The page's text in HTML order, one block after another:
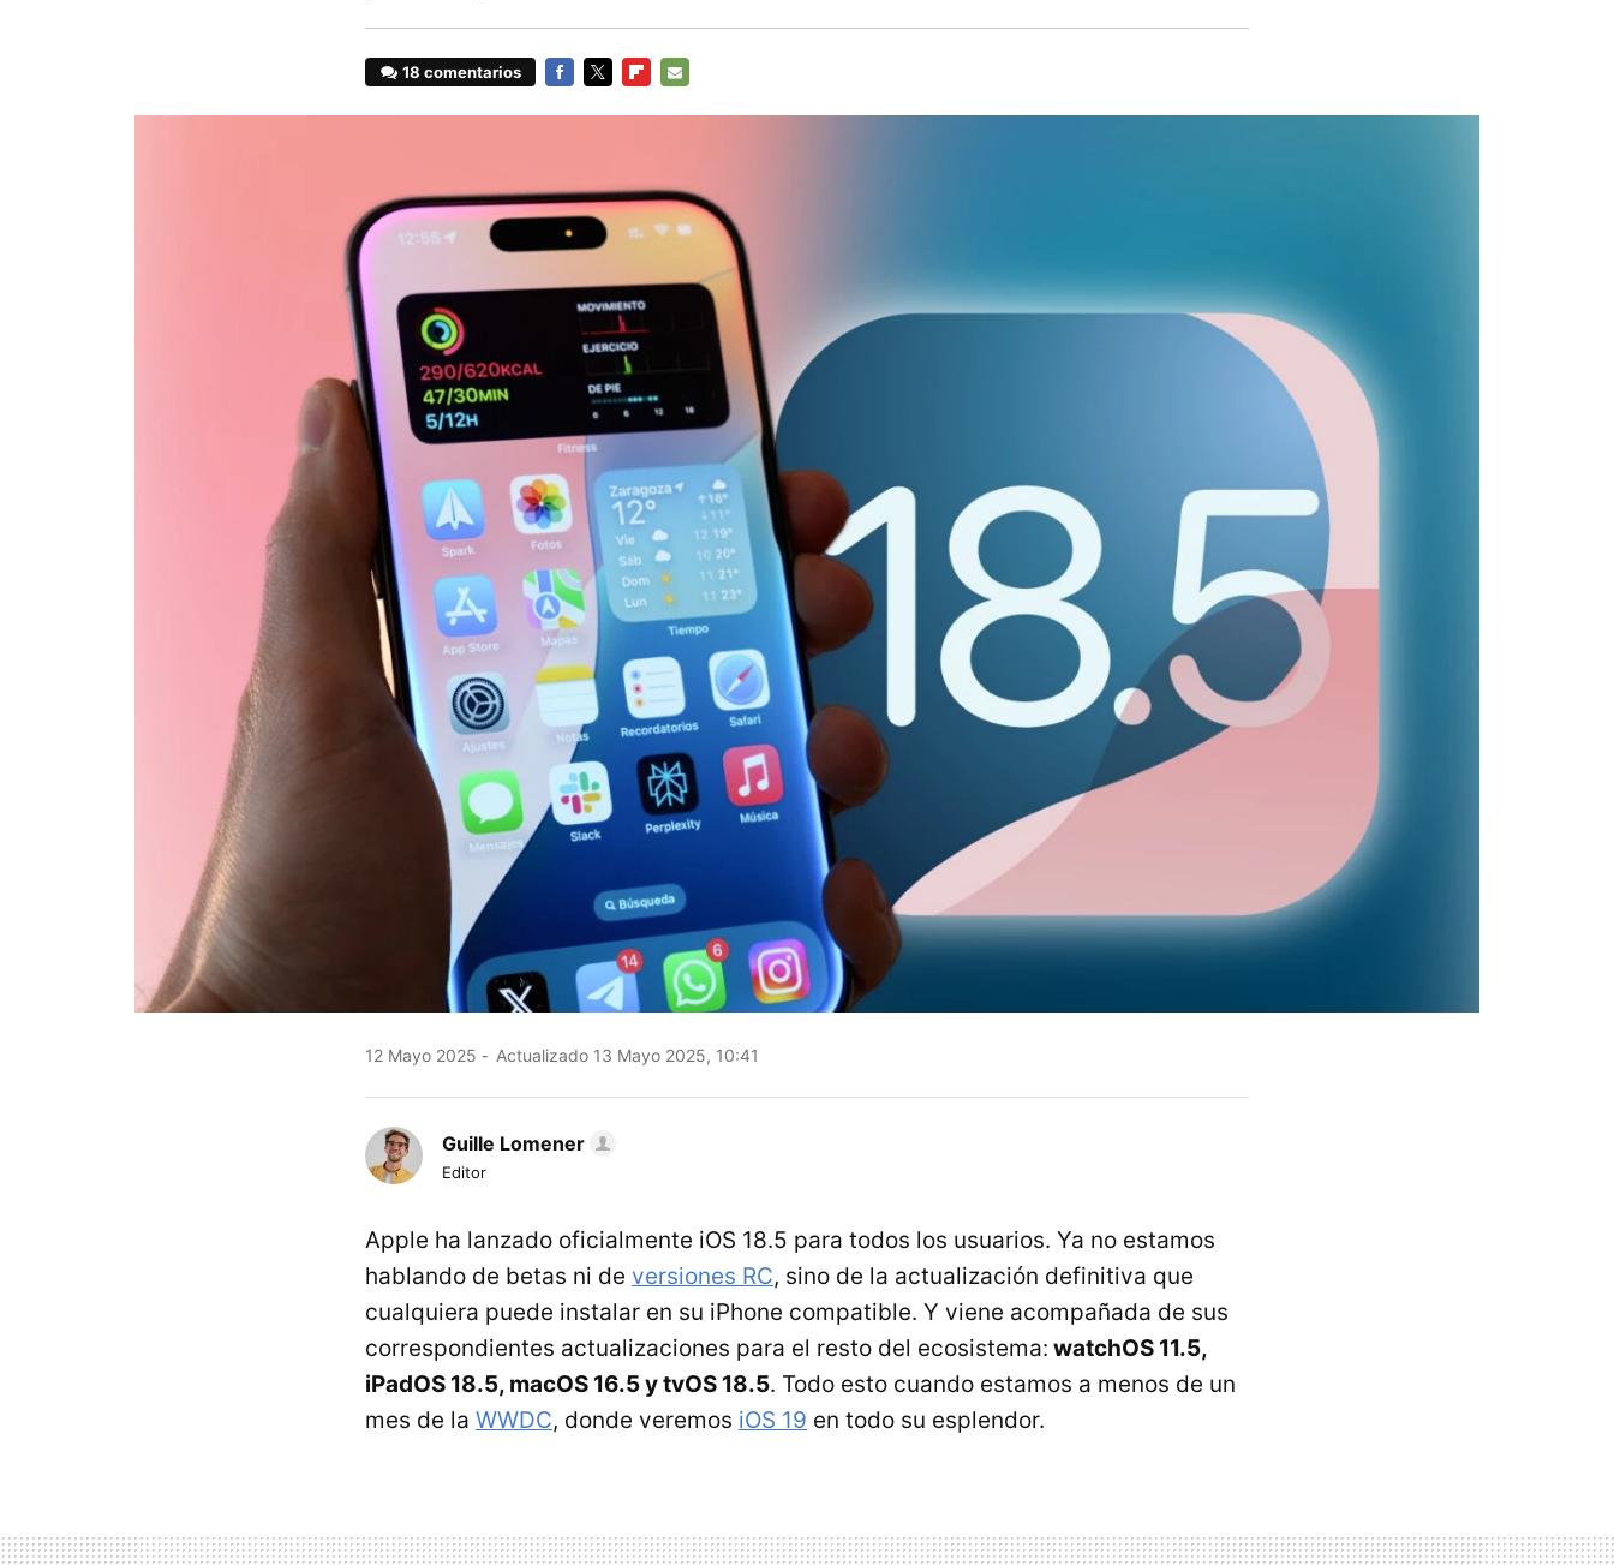
18 comentarios
12 Mayo 2025 Actualizado 13 Mayo 2025, 10:41
Guille Lomener
Editor
Apple ha lanzado oficialmente iOS 18.5 para todos los usuarios. Ya no estamos
hablando de betas ni de versiones RC, sino de la actualización definitiva que
cualquiera puede instalar en su iPhone compatible. Y viene acompañada de sus
correspondientes actualizaciones para el resto del ecosistema: watchOS 11.5,
iPadOS 18.5, macOS 16.5 y tvOS 18.5. Todo esto cuando estamos a menos de un
mes de la WWDC, donde veremos iOS 19 en todo su esplendor.